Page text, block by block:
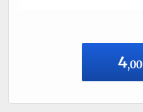
4,00